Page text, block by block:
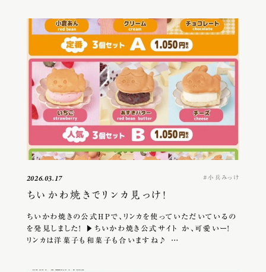
2026.03.17 小兵みっけ
ちいかわ焼きでリンカ見っけ！
ちいかわ焼きの公式HPで、リンカを使っていただいているの
を発見しました！ ▶︎ちいかわ焼き公式サイト か、可愛いー！
リンカは洋菓子も和菓子も合いますね♪ …